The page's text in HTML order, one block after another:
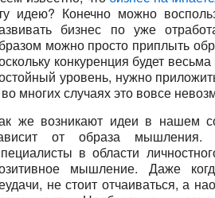
идею? Конечно можно
бизнес по уже
можно просто приплыть
конкуренция будет
уровень, нужно
многих случаях это вовсе
же возникают идеи в нашем
от образа
в области
мышление. Даже
не стоит отчаиваться, а